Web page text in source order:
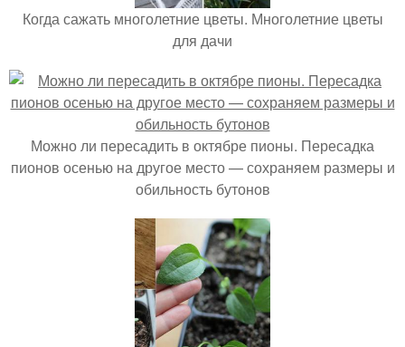
Когда сажать многолетние цветы. Многолетние цветы
для дачи
Можно ли пересадить в октябре пионы. Пересадка
пионов осенью на другое место — сохраняем размеры и
обильность бутонов